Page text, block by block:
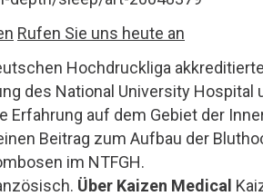
Rufen Sie uns heute an
Hochdruckliga
des National University Hospital
Erfahrung auf dem Gebiet der
Beitrag zum Aufbau der
im NTFGH.
Über Kaizen Medical